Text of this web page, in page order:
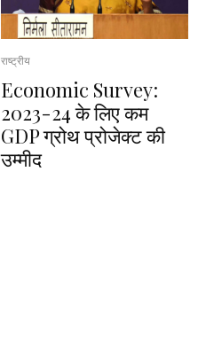
राष्ट्रीय
Economic Survey:
2023-24 के लिए कम
GDP ग्रोथ प्रोजेक्ट की
उम्मीद